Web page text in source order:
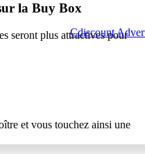
Cdiscount
la Buy Box
seront plus attractives pour
et vous touchez ainsi une